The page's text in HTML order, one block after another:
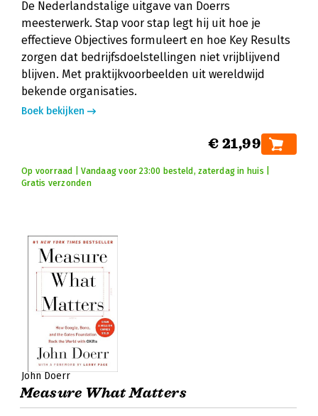
De Nederlandstalige uitgave van Doerrs
meesterwerk. Stap voor stap legt hij uit hoe je
effectieve Objectives formuleert en hoe Key Results
zorgen dat bedrijfsdoelstellingen niet vrijblijvend
blijven. Met praktijkvoorbeelden uit wereldwijd
bekende organisaties.
Boek bekijken
€ 21,99
Op voorraad | Vandaag voor 23:00 besteld, zaterdag in huis |
Gratis verzonden
John Doerr
Measure What Matters